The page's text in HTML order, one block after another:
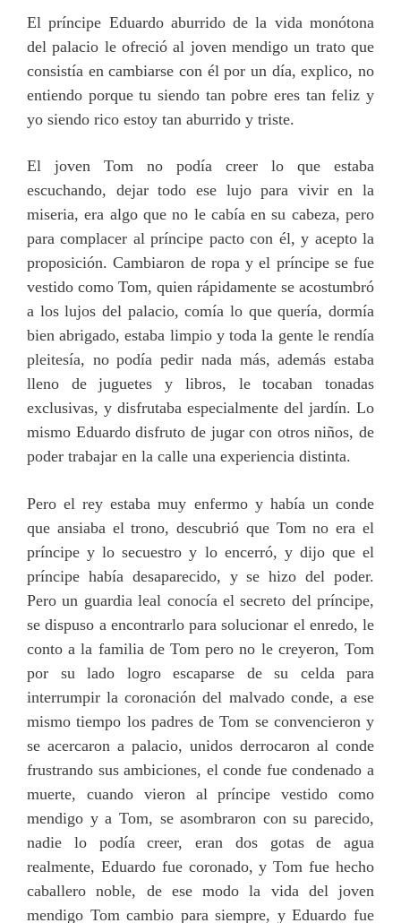
El príncipe Eduardo aburrido de la vida monótona
del palacio le ofreció al joven mendigo un trato que
consistía en cambiarse con él por un día, explico, no
entiendo porque tu siendo tan pobre eres tan feliz y
yo siendo rico estoy tan aburrido y triste.
El joven Tom no podía creer lo que estaba
escuchando, dejar todo ese lujo para vivir en la
miseria, era algo que no le cabía en su cabeza, pero
para complacer al príncipe pacto con él, y acepto la
proposición. Cambiaron de ropa y el príncipe se fue
vestido como Tom, quien rápidamente se acostumbró
a los lujos del palacio, comía lo que quería, dormía
bien abrigado, estaba limpio y toda la gente le rendía
pleitesía, no podía pedir nada más, además estaba
lleno de juguetes y libros, le tocaban tonadas
exclusivas, y disfrutaba especialmente del jardín. Lo
mismo Eduardo disfruto de jugar con otros niños, de
poder trabajar en la calle una experiencia distinta.
Pero el rey estaba muy enfermo y había un conde
que ansiaba el trono, descubrió que Tom no era el
príncipe y lo secuestro y lo encerró, y dijo que el
príncipe había desaparecido, y se hizo del poder.
Pero un guardia leal conocía el secreto del príncipe,
se dispuso a encontrarlo para solucionar el enredo, le
conto a la familia de Tom pero no le creyeron, Tom
por su lado logro escaparse de su celda para
interrumpir la coronación del malvado conde, a ese
mismo tiempo los padres de Tom se convencieron y
se acercaron a palacio, unidos derrocaron al conde
frustrando sus ambiciones, el conde fue condenado a
muerte, cuando vieron al príncipe vestido como
mendigo y a Tom, se asombraron con su parecido,
nadie lo podía creer, eran dos gotas de agua
realmente, Eduardo fue coronado, y Tom fue hecho
caballero noble, de ese modo la vida del joven
mendigo Tom cambio para siempre, y Eduardo fue